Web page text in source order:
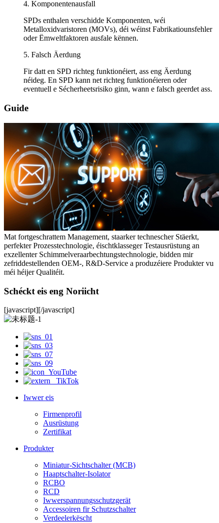
4. Komponentenausfall
SPDs enthalen verschidde Komponenten, wéi
Metalloxidvaristoren (MOVs), déi wéinst Fabrikatiounsfehler
oder Ëmweltfaktoren ausfale kënnen.
5. Falsch Äerdung
Fir datt en SPD richteg funktionéiert, ass eng Äerdung
néideg. En SPD kann net richteg funktionéieren oder
eventuell e Sécherheetsrisiko ginn, wann e falsch geerdet ass.
Guide
Mat fortgeschrattem Management, staarker technescher Stäerkt,
perfekter Prozesstechnologie, éischtklasseger Testausrüstung an
exzellenter Schimmelveraarbechtungstechnologie, bidden mir
zefriddestellenden OEM-, R&D-Service a produzéiere Produkter vu
méi héijer Qualitéit.
Schéckt eis eng Noriicht
[javascript][/javascript]
Iwwer eis
Firmenprofil
Ausrüstung
Zertifikat
Produkter
Miniatur-Sichtschalter (MCB)
Haaptschalter-Isolator
RCBO
RCD
Iwwerspannungsschutzgerät
Accessoiren fir Schutzschalter
Verdeelerkëscht